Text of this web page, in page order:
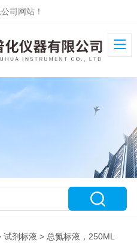
司网站！
试剂标液 > 总氮标液，250ML